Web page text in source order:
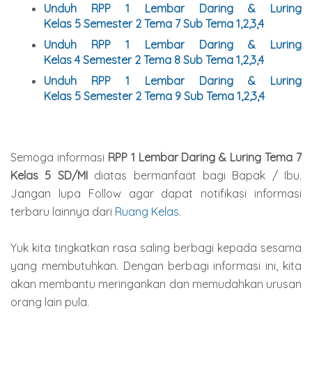
Unduh RPP 1 Lembar Daring & Luring
Kelas 5 Semester 2 Tema 7 Sub Tema 1,2,3,4
Unduh RPP 1 Lembar Daring & Luring
Kelas 4Semester 2 Tema 8 Sub Tema 1,2,3,4
Unduh RPP 1 Lembar Daring & Luring
Kelas 5 Semester 2 Tema 9 Sub Tema 1,2,3,4
Semoga informasi RPP 1 Lembar Daring & Luring Tema 7
Kelas 5 SD/MIdiatas bermanfaat bagi Bapak / Ibu.
Jangan lupa Follow agar dapat notifikasi informasi
terbaru lainnya dari Ruang Kelas.
Yuk kita tingkatkan rasa saling berbagi kepada sesama
yang membutuhkan. Dengan berbagi informasi ini, kita
akan membantu meringankan dan memudahkan urusan
orang lain pula.